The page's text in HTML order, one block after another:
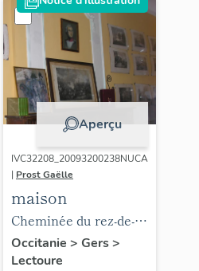
Aperçu
IVC32208_20093200238NUCA
| Prost Gaëlle
maison
Cheminée du rez-de-
chaussée.
Occitanie > Gers>
Lectoure